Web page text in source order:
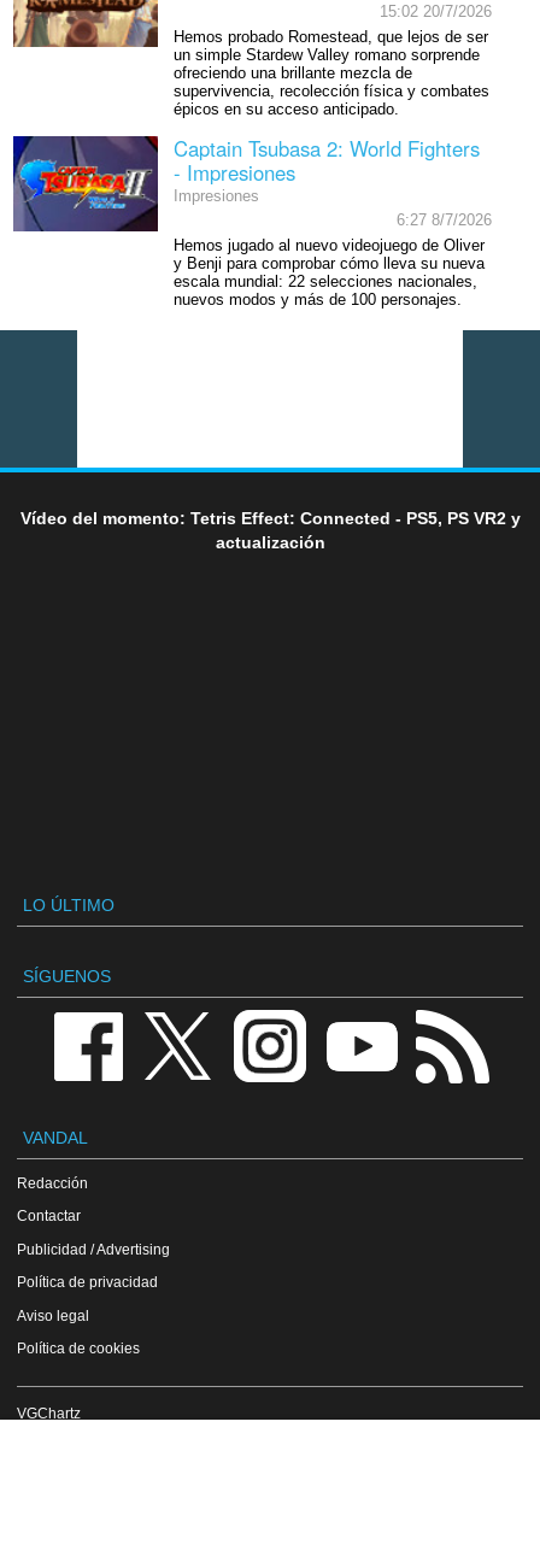
15:02 20/7/2026
Hemos probado Romestead, que lejos de ser
un simple Stardew Valley romano sorprende
ofreciendo una brillante mezcla de
supervivencia, recolección física y combates
épicos en su acceso anticipado.
Captain Tsubasa 2: World Fighters
- Impresiones
Impresiones
6:27 8/7/2026
Hemos jugado al nuevo videojuego de Oliver
y Benji para comprobar cómo lleva su nueva
escala mundial: 22 selecciones nacionales,
nuevos modos y más de 100 personajes.
Vídeo del momento: Tetris Effect: Connected - PS5, PS VR2 y
actualización
LO ÚLTIMO
SÍGUENOS
VANDAL
Redacción
Contactar
Publicidad / Advertising
Política de privacidad
Aviso legal
Política de cookies
VGChartz